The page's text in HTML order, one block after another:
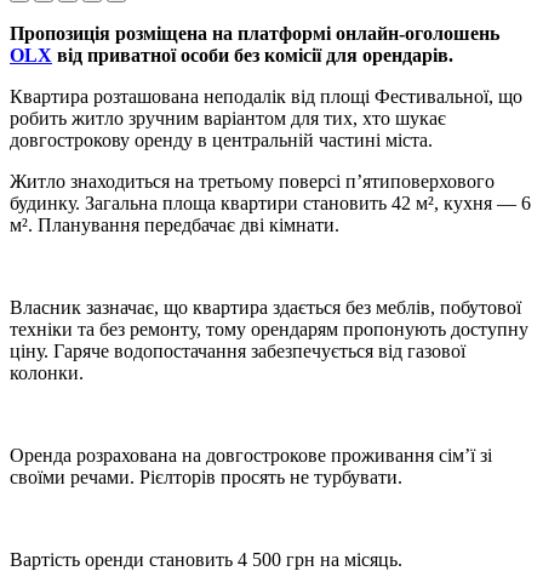
Пропозиція розміщена на платформі онлайн-оголошень
OLX від приватної особи без комісії для орендарів.
Квартира розташована неподалік від площі Фестивальної, що
робить житло зручним варіантом для тих, хто шукає
довгострокову оренду в центральній частині міста.
Житло знаходиться на третьому поверсі п’ятиповерхового
будинку. Загальна площа квартири становить 42 м², кухня — 6
м². Планування передбачає дві кімнати.
Власник зазначає, що квартира здається без меблів, побутової
техніки та без ремонту, тому орендарям пропонують доступну
ціну. Гаряче водопостачання забезпечується від газової
колонки.
Оренда розрахована на довгострокове проживання сім’ї зі
своїми речами. Рієлторів просять не турбувати.
Вартість оренди становить 4 500 грн на місяць.